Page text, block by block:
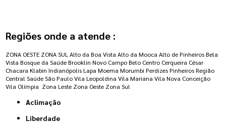
Regiões onde a atende :
ZONA OESTE ZONA SUL Alto da Boa Vista Alto da Mooca Alto de Pinheiros Bela
Vista Bosque da Saúde Brooklin Novo Campo Belo Centro Cerqueira César
Chacara Klabin Indianópolis Lapa Moema Morumbi Perdizes Pinheiros Região
Central Saúde São Paulo Vila Leopoldina Vila Mariana Vila Nova Conceição
Vila Olímpia Zona Leste Zona Oeste Zona Sul
Aclimação
Liberdade